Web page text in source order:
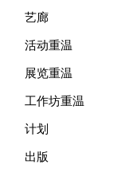
艺廊
活动重温
展览重温
工作坊重温
计划
出版